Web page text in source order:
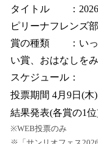
タイトル ：2026
ピリーナフレンズ
賞の種類 ：いっ
い賞、おはなしを
スケジュール：
投票期間 4月9日(
結果発表(各賞の1
※WEB投票のみ